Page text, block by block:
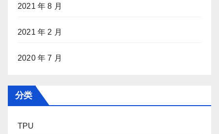
2021 年 8 月
2021 年 2 月
2020 年 7 月
分类
TPU